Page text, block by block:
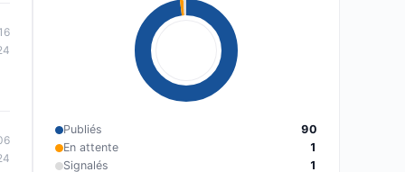
Publiés
90
En attente
1
Signalés
1